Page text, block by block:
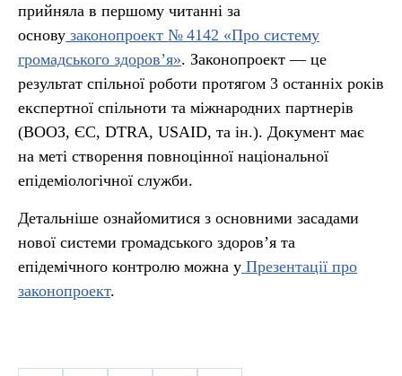
прийняла в першому читанні за
основу законопроект № 4142 «Про систему
громадського здоров’я». Законопроект — це
результат спільної роботи протягом 3 останніх років
експертної спільноти та міжнародних партнерів
(ВООЗ, ЄС, DTRA, USAID, та ін.). Документ має
на меті створення повноцінної національної
епідеміологічної служби.
Детальніше ознайомитися з основними засадами
нової системи громадського здоров’я та
епідемічного контролю можна у Презентації про
законопроект.